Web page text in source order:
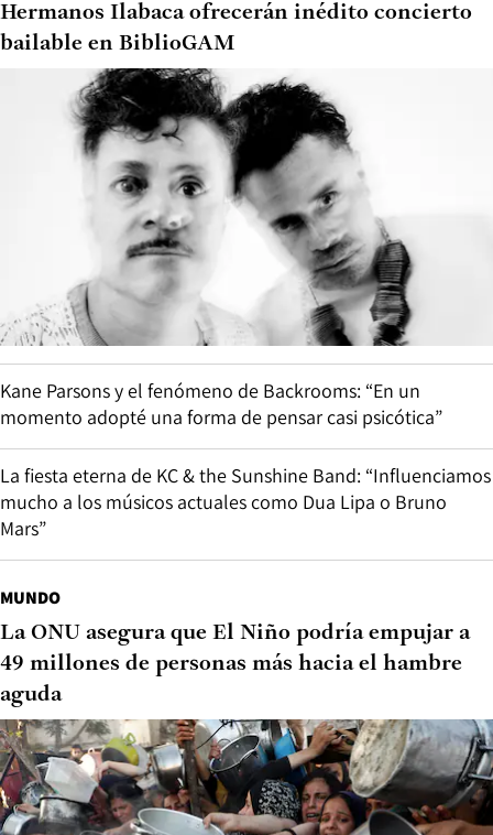
Hermanos Ilabaca ofrecerán inédito concierto
bailable en BiblioGAM
Kane Parsons y el fenómeno de Backrooms: “En un
momento adopté una forma de pensar casi psicótica”
La fiesta eterna de KC & the Sunshine Band: “Influenciamos
mucho a los músicos actuales como Dua Lipa o Bruno
Mars”
MUNDO
La ONU asegura que El Niño podría empujar a
49 millones de personas más hacia el hambre
aguda